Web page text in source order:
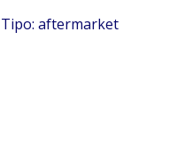
Tipo: aftermarket